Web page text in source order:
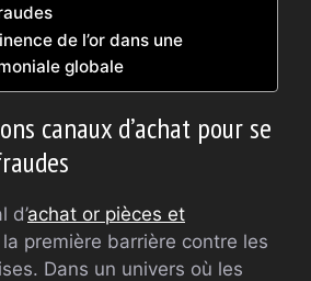
de l’or dans une
globale
canaux d’achat pour se
d’achat or pièces et
première barrière contre les
Dans un univers où les